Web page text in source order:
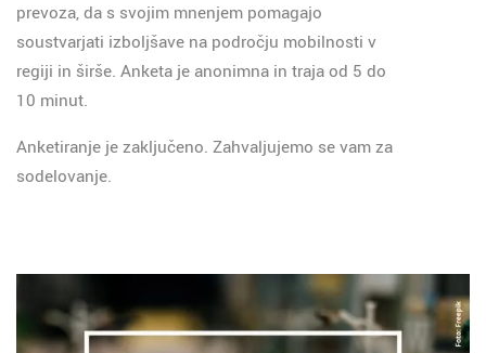
prevoza, da s svojim mnenjem pomagajo
soustvarjati izboljšave na področju mobilnosti v
regiji in širše. Anketa je anonimna in traja od 5 do
10 minut.
Anketiranje je zaključeno. Zahvaljujemo se vam za
sodelovanje.